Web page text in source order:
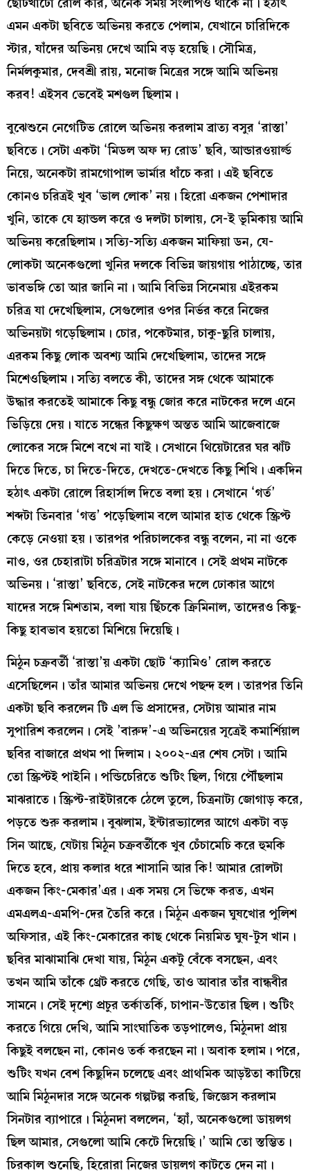
এমন একটা ছবিতে অভিনয় করতে পেলাম, যেখানে চারিদিকে
স্টার, যাঁদের অভিনয় দেখে আমি বড় হয়েছি। সৌমিত্র,
নির্মলকুমার, দেবশ্রী রায়, মনোজ মিত্রের সঙ্গে আমি অভিনয়
করব! এইসব ভেবেই মশগুল ছিলাম।
বুঝেশুনে নেগেটিভ রোলে অভিনয় করলাম ব্রাত্য বসুর ‘রাস্তা’
ছবিতে। সেটা একটা ‘মিডল অফ দ্য রোড’ ছবি, আন্ডারওয়ার্ল্ড
নিয়ে, অনেকটা রামগোপাল ভার্মার ধাঁচে করা। এই ছবিতে
কোনও চরিত্রই খুব ‘ভাল লোক’ নয়। হিরো একজন পেশাদার
খুনি, তাকে যে হ্যান্ডল করে ও দলটা চালায়, সে-ই ভূমিকায় আমি
অভিনয় করেছিলাম। সত্যি-সত্যি একজন মাফিয়া ডন, যে-
লোকটা অনেকগুলো খুনির দলকে বিভিন্ন জায়গায় পাঠাচ্ছে, তার
ভাবভঙ্গি তো আর জানি না। আমি বিভিন্ন সিনেমায় এইরকম
চরিত্র যা দেখেছিলাম, সেগুলোর ওপর নির্ভর করে নিজের
অভিনয়টা গড়েছিলাম। চোর, পকেটমার, চাকু-ছুরি চালায়,
এরকম কিছু লোক অবশ্য আমি দেখেছিলাম, তাদের সঙ্গে
মিশেওছিলাম। সত্যি বলতে কী, তাদের সঙ্গ থেকে আমাকে
উদ্ধার করতেই আমাকে কিছু বন্ধু জোর করে নাটকের দলে এনে
ভিড়িয়ে দেয়। যাতে সন্ধের কিছুক্ষণ অন্তত আমি আজেবাজে
লোকের সঙ্গে মিশে বখে না যাই। সেখানে থিয়েটারের ঘর ঝাঁট
দিতে দিতে, চা দিতে-দিতে, দেখতে-দেখতে কিছু শিখি। একদিন
হঠাৎ একটা রোলে রিহার্সাল দিতে বলা হয়। সেখানে ‘গর্ত’
শব্দটা তিনবার ‘গত্ত’ পড়েছিলাম বলে আমার হাত থেকে স্ক্রিপ্ট
কেড়ে নেওয়া হয়। তারপর পরিচালকের বন্ধু বলেন, না না ওকে
নাও, ওর চেহারাটা চরিত্রটার সঙ্গে মানাবে। সেই প্রথম নাটকে
অভিনয়। ‘রাস্তা’ ছবিতে, সেই নাটকের দলে ঢোকার আগে
যাদের সঙ্গে মিশতাম, বলা যায় ছিঁচকে ক্রিমিনাল, তাদেরও কিছু-
কিছু হাবভাব হয়তো মিশিয়ে দিয়েছি।
মিঠুন চক্রবর্তী ‘রাস্তা’য় একটা ছোট ‘ক্যামিও’ রোল করতে
এসেছিলেন। তাঁর আমার অভিনয় দেখে পছন্দ হল। তারপর তিনি
একটা ছবি করলেন টি এল ভি প্রসাদের, সেটায় আমার নাম
সুপারিশ করলেন। সেই ’বারুদ’-এ অভিনয়ের সূত্রেই কমার্শিয়াল
ছবির বাজারে প্রথম পা দিলাম। ২০০২-এর শেষ সেটা। আমি
তো স্ক্রিপ্টই পাইনি। পন্ডিচেরিতে শুটিং ছিল, গিয়ে পৌঁছলাম
মাঝরাতে। স্ক্রিপ্ট-রাইটারকে ঠেলে তুলে, চিত্রনাট্য জোগাড় করে,
পড়তে শুরু করলাম। বুঝলাম, ইন্টারভ্যালের আগে একটা বড়
সিন আছে, যেটায় মিঠুন চক্রবর্তীকে খুব চেঁচামেচি করে হুমকি
দিতে হবে, প্রায় কলার ধরে শাসানি আর কি! আমার রোলটা
একজন কিং-মেকার’এর। এক সময় সে ভিক্ষে করত, এখন
এমএলএ-এমপি-দের তৈরি করে। মিঠুন একজন ঘুষখোর পুলিশ
অফিসার, এই কিং-মেকারের কাছ থেকে নিয়মিত ঘুষ-টুস খান।
ছবির মাঝামাঝি দেখা যায়, মিঠুন একটু বেঁকে বসছেন, এবং
তখন আমি তাঁকে থ্রেট করতে গেছি, তাও আবার তাঁর বান্ধবীর
সামনে। সেই দৃশ্যে প্রচুর তর্কাতর্কি, চাপান-উতোর ছিল। শুটিং
করতে গিয়ে দেখি, আমি সাংঘাতিক তড়পালেও, মিঠুনদা প্রায়
কিছুই বলছেন না, কোনও তর্ক করছেন না। অবাক হলাম। পরে,
শুটিং যখন বেশ কিছুদিন চলেছে এবং প্রাথমিক আড়ষ্টতা কাটিয়ে
আমি মিঠুনদার সঙ্গে অনেক গল্পটল্প করছি, জিজ্ঞেস করলাম
সিনটার ব্যাপারে। মিঠুনদা বললেন, ‘হ্যাঁ, অনেকগুলো ডায়লগ
ছিল আমার, সেগুলো আমি কেটে দিয়েছি।’ আমি তো স্তম্ভিত।
চিরকাল শুনেছি, হিরোরা নিজের ডায়লগ কাটতে দেন না।